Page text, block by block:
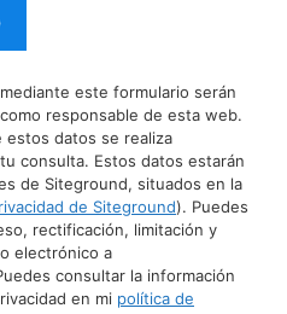
este formulario serán
responsable de esta web.
estos datos se realiza
consulta. Estos datos estarán
de Siteground, situados en la
de Siteground). Puedes
rectificación, limitación y
electrónico a
consultar la información
en mi política de